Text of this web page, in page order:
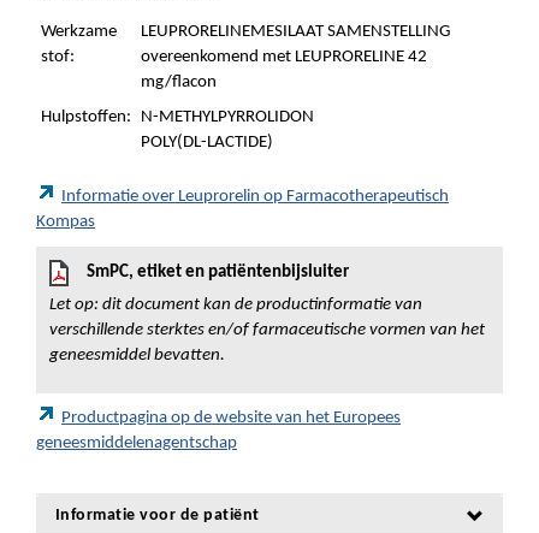
Werkzame
stof:
LEUPRORELINEMESILAAT SAMENSTELLING
overeenkomend met LEUPRORELINE 42
mg/flacon
Hulpstoffen:
N-METHYLPYRROLIDON
POLY(DL-LACTIDE)
Informatie over Leuprorelin op Farmacotherapeutisch
Kompas
SmPC, etiket en patiëntenbijsluiter
Let op: dit document kan de productinformatie van
verschillende sterktes en/of farmaceutische vormen van het
geneesmiddel bevatten.
Productpagina op de website van het Europees
geneesmiddelenagentschap
Informatie voor de patiënt